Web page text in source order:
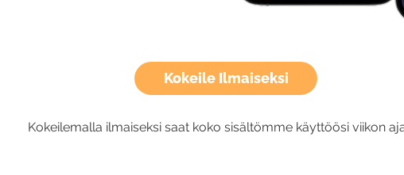
Kokeile Ilmaiseksi
Kokeilemalla ilmaiseksi saat koko sisältömme käyttöösi viikon